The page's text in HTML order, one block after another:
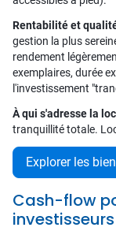
Rentabilité et
gestion la plus
rendement
exemplaires, durée
l'investissement
À qui s'adresse la
tranquillité totale.
Explorer les
Cash-flow